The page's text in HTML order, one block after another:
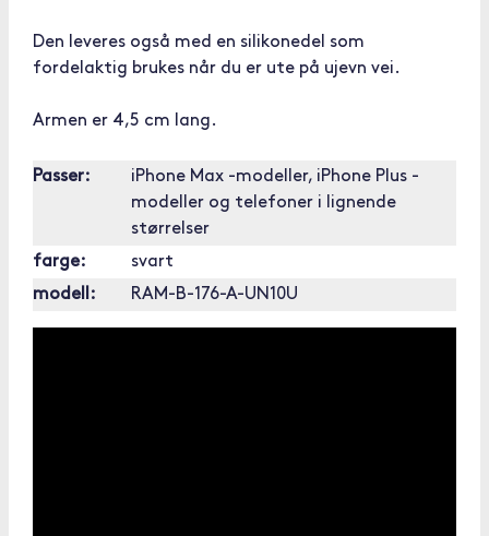
Den leveres også med en silikonedel som
fordelaktig brukes når du er ute på ujevn vei.
Armen er 4,5 cm lang.
Passer:
iPhone Max -modeller, iPhone Plus -
modeller og telefoner i lignende
størrelser
farge:
svart
modell:
RAM-B-176-A-UN10U